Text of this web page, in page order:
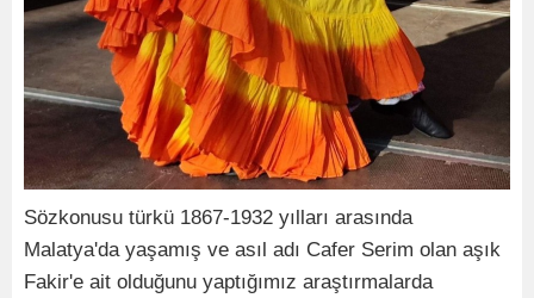
Sözkonusu türkü 1867-1932 yılları arasında
Malatya'da yaşamış ve asıl adı Cafer Serim olan aşık
Fakir'e ait olduğunu yaptığımız araştırmalarda